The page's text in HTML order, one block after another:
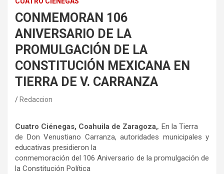
CONMEMORAN 106
ANIVERSARIO DE LA
PROMULGACIÓN DE LA
CONSTITUCIÓN MEXICANA EN
TIERRA DE V. CARRANZA
Redaccion
Cuatro Ciénegas, Coahuila de Zaragoza,. En la Tierra
de Don Venustiano Carranza, autoridades municipales y
educativas presidieron la
conmemoración del 106 Aniversario de la promulgación de
la Constitución Política